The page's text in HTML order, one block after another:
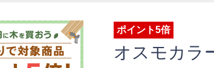
ポイント5倍
オスモカラ